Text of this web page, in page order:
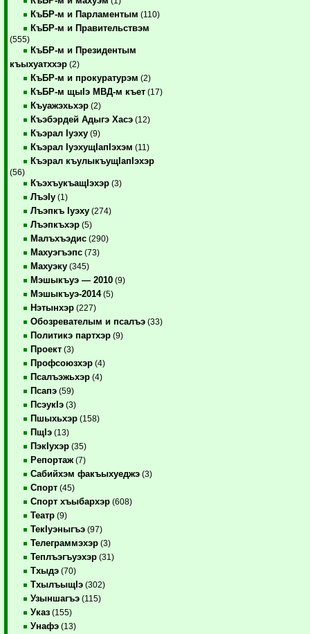
КъБР-м и Парламентым (110)
КъБР-м и Правительствэм
(555)
КъБР-м и Президентым
къыхуатххэр (2)
КъБР-м и прокуратурэм (2)
КъБР-м щыIэ МВД-м къет (17)
Къуажэхьхэр (2)
Къэбэрдей Адыгэ Хасэ (12)
Къэрал Iуэху (9)
Къэрал IуэхущIапIэхэм (11)
Къэрал къулыкъущIапIэхэр
(56)
КъэхъукъащIэхэр (3)
ЛъэIу (1)
Лъэпкъ Iуэху (274)
Лъэпкъхэр (5)
Малъхъэдис (290)
Махуэгъэпс (73)
Махуэку (345)
Мэшыкъуэ — 2010 (9)
Мэшыкъуэ-2014(5)
Нэтынхэр (227)
Обозревателым и псалъэ (33)
Политикэ партхэр (9)
Проект (3)
Профсоюзхэр (4)
Псалъэжьхэр (4)
Псапэ (59)
ПсэукIэ (3)
Пшыхьхэр (158)
ПщIэ (13)
ПэкIухэр (35)
Репортаж (7)
Сабийхэм факъыхуеджэ (3)
Спорт (45)
Спорт хъыбархэр (608)
Театр (9)
ТекIуэныгъэ (97)
Телеграммэхэр (3)
Теплъэгъуэхэр (31)
Тхыдэ (70)
ТхылъыщIэ (302)
Узыншагъэ (115)
Указ (155)
Унафэ (13)